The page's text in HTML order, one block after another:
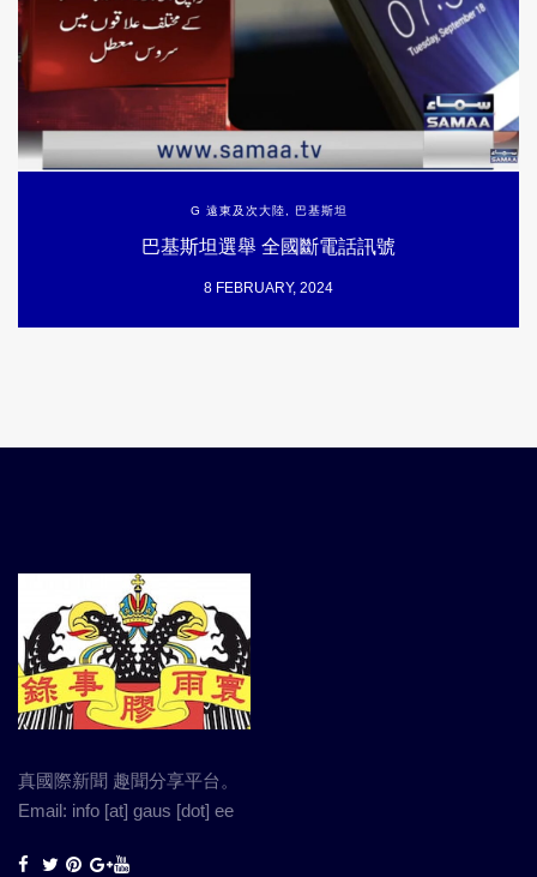
G 遠東及次大陸, 巴基斯坦
巴基斯坦選舉 全國斷電話訊號
8 FEBRUARY, 2024
真國際新聞 趣聞分享平台。
Email: info [at] gaus [dot] ee